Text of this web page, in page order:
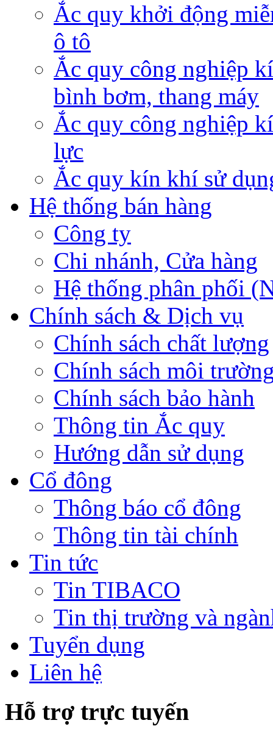
Ắc quy khởi động
ô tô
Ắc quy công nghiệp
bình bơm, thang máy
Ắc quy công nghiệp
lực
Ắc quy kín khí sử
Hệ thống bán hàng
Công ty
Chi nhánh, Cửa hàng
Hệ thống phân phối
Chính sách & Dịch vụ
Chính sách chất lượng
Chính sách môi
Chính sách bảo hành
Thông tin Ắc quy
Hướng dẫn sử dụng
Cổ đông
Thông báo cổ đông
Thông tin tài chính
Tin tức
Tin TIBACO
Tin thị trường và
Tuyển dụng
Liên hệ
Hỗ trợ trực tuyến